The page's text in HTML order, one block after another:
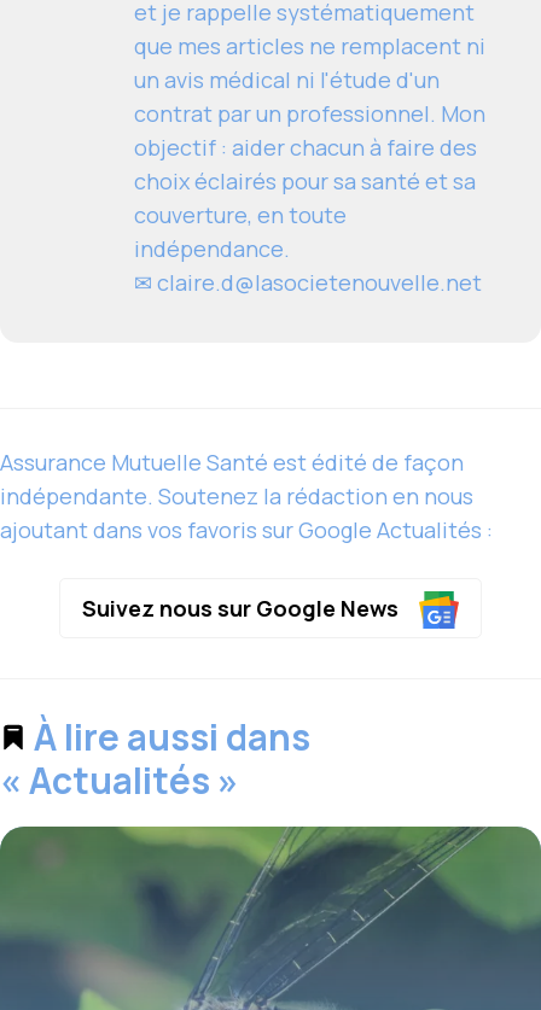
et je rappelle systématiquement
que mes articles ne remplacent ni
un avis médical ni l'étude d'un
contrat par un professionnel. Mon
objectif : aider chacun à faire des
choix éclairés pour sa santé et sa
couverture, en toute
indépendance.
✉ claire.d@lasocietenouvelle.net
Assurance Mutuelle Santé est édité de façon
indépendante. Soutenez la rédaction en nous
ajoutant dans vos favoris sur Google Actualités :
Suivez nous sur Google News
À lire aussi dans
« Actualités »